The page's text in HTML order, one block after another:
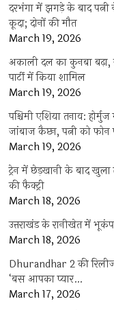
दरभंगा में झगड़े के बाद
कूदा; दोनों की मौत
March 19, 2026
अकाली दल का कुनबा
पार्टी में किया शामिल
March 19, 2026
पश्चिमी एशिया तनाव:
जांबाज कैप्टन, पत्नी को फोन
March 19, 2026
ट्रेन में छेड़खानी के बाद
की फैक्ट्री
March 18, 2026
उत्तराखंड के रानीखेत में
March 18, 2026
Dhurandhar 2 की
‘बस आपका प्यार…
March 17, 2026